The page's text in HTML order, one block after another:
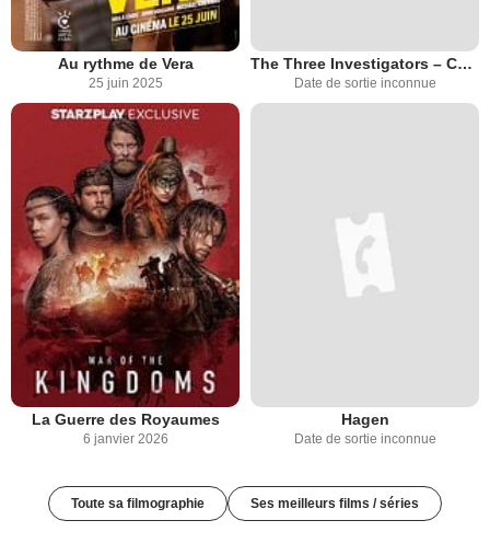
Au rythme de Vera
25 juin 2025
The Three Investigators – Carpathian Dog
Date de sortie inconnue
La Guerre des Royaumes
6 janvier 2026
Hagen
Date de sortie inconnue
Toute sa filmographie Ses meilleurs films / séries